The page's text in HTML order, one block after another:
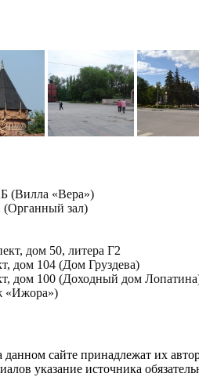
(Вилла «Вера»)
(Органный зал)
дом 50, литера Г2
дом 104 (Дом Груздева)
дом 100 (Доходный дом
«Ижора»)
сайте принадлежат их
указание источника